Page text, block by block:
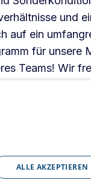
und
auf ein
für unsere
Teams! Wir
ALLE AKZEPTIEREN